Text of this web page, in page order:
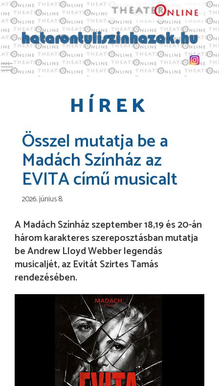
Toggle main menu visibility
HÍREK
Összel mutatja be a
Madách Színház az
EVITA című musicalt
2026. június 8.
A Madách Színház szeptember 18,19 és 20-án
három karakteres szereposztásban mutatja
be Andrew Lloyd Webber legendás
musicaljét, az Evitát Szirtes Tamás
rendezésében.